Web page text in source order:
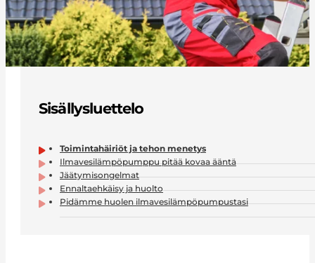
Sisällysluettelo
Toimintahäiriöt ja tehon menetys
Ilmavesilämpöpumppu pitää kovaa ääntä
Jäätymisongelmat
Ennaltaehkäisy ja huolto
Pidämme huolen ilmavesilämpöpumpustasi